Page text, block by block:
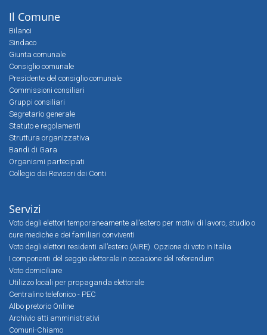
Il Comune
Bilanci
Sindaco
Giunta comunale
Consiglio comunale
Presidente del consiglio comunale
Commissioni consiliari
Gruppi consiliari
Segretario generale
Statuto e regolamenti
Struttura organizzativa
Bandi di Gara
Organismi partecipati
Collegio dei Revisori dei Conti
Servizi
Voto degli elettori temporaneamente all’estero per motivi di lavoro, studio o
cure mediche e dei familiari conviventi
Voto degli elettori residenti all’estero (AIRE). Opzione di voto in Italia
I componenti del seggio elettorale in occasione del referendum
Voto domiciliare
Utilizzo locali per propaganda elettorale
Centralino telefonico - PEC
Albo pretorio Online
Archivio atti amministrativi
Comuni-Chiamo